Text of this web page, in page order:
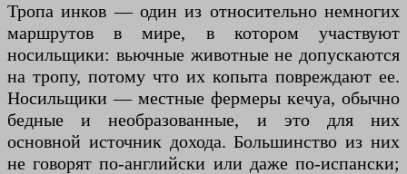
Тропа инков — один из относительно немногих
маршрутов в мире, в котором участвуют
носильщики: вьючные животные не допускаются
на тропу, потому что их копыта повреждают ее.
Носильщики — местные фермеры кечуа, обычно
бедные и необразованные, и это для них
основной источник дохода. Большинство из них
не говорят по-английски или даже по-испански;